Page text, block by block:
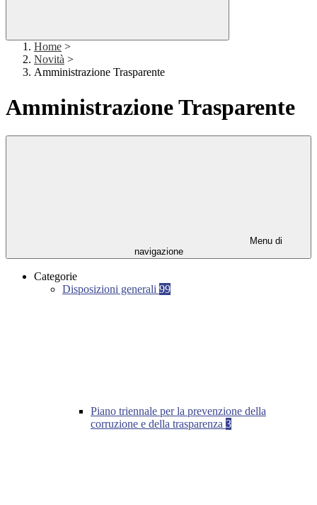
Home >
Novità >
Amministrazione Trasparente
Amministrazione Trasparente
Menu di
navigazione
Categorie
Disposizioni generali 99
Piano triennale per la prevenzione della
corruzione e della trasparenza 3